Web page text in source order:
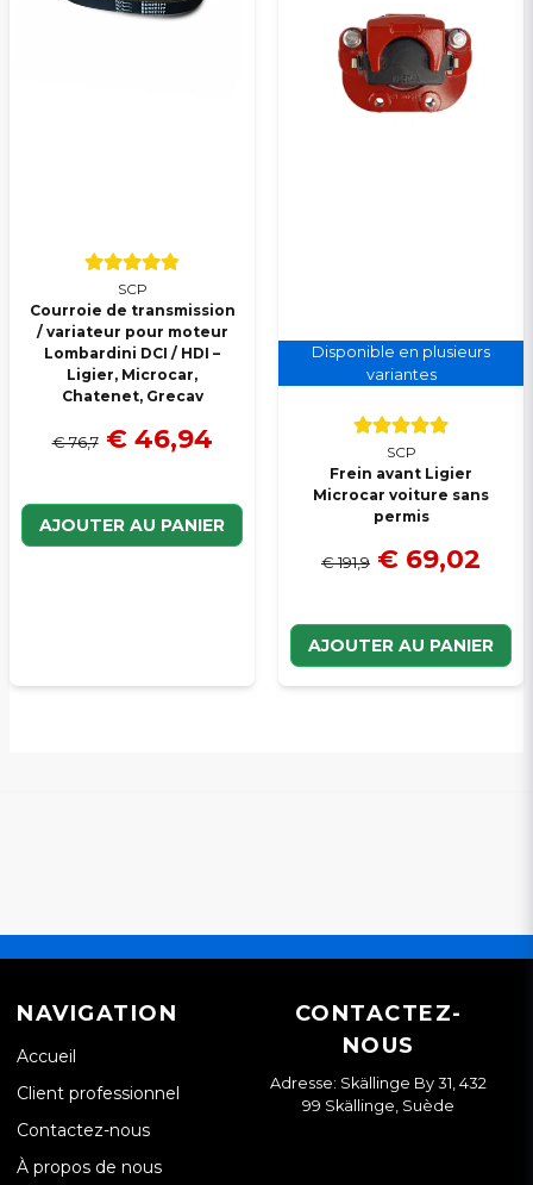
SCP
Courroie de transmission
/ variateur pour moteur
Lombardini DCI / HDI –
Ligier, Microcar,
Chatenet, Grecav
€ 76,7 € 46,94
AJOUTER AU PANIER
Disponible en plusieurs
variantes
SCP
Frein avant Ligier
Microcar voiture sans
permis
€ 191,9 € 69,02
AJOUTER AU PANIER
NAVIGATION
Accueil
Client professionnel
Contactez-nous
À propos de nous
CONTACTEZ-
NOUS
Adresse: Skällinge By 31, 432
99 Skällinge, Suède